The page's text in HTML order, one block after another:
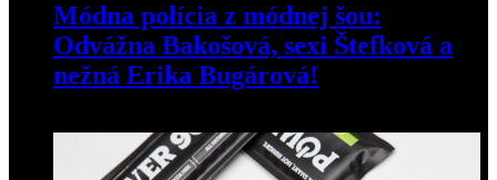
Módna polícia z módnej šou:
Odvážna Bakošová, sexi Štefková a
nežná Erika Bugárová!